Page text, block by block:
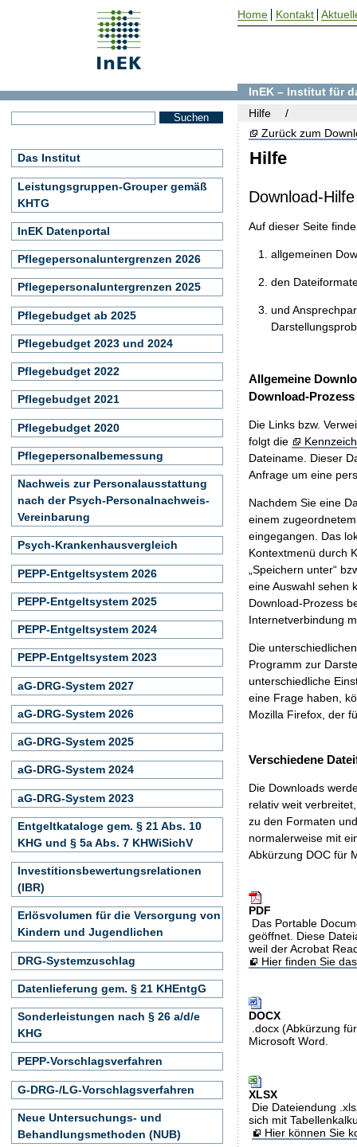
Hilfe
Zurück zum
Download-Hilfe
Auf dieser Seite
allgemeinen
den
und
Allgemeine
Download-Prozess
Die Links bzw.
folgt die
Dateiname. Dieser
Anfrage um eine
Nachdem Sie eine
einem
eingegangen. Das
Kontextmenü durch
„Speichern unter“
eine Auswahl sehen
Download-Prozess
Internetverbindung
Die
Programm zur
unterschiedliche
eine Frage haben,
Mozilla Firefox, der
Verschiedene
Die Downloads
relativ weit
zu den Formaten
normalerweise mit
Abkürzung DOC für
PDF
Das Portable
geöffnet. Diese
weil der Acrobat
Hier finden Sie
DOCX
.docx (Abkürzung
Microsoft Word.
XLSX
Die Dateiendung
sich mit
Hier können Sie
InEK – Institut für
Hilfe
Das Institut
Leistungsgruppen-Grouper gemäß
KHTG
InEK Datenportal
Pflegepersonaluntergrenzen 2026
Pflegepersonaluntergrenzen 2025
Pflegebudget ab 2025
Pflegebudget 2023 und 2024
Pflegebudget 2022
Pflegebudget 2021
Pflegebudget 2020
Pflegepersonalbemessung
Nachweis zur Personalausstattung
nach der Psych-Personalnachweis-
Vereinbarung
Psych-Krankenhausvergleich
PEPP-Entgeltsystem 2026
PEPP-Entgeltsystem 2025
PEPP-Entgeltsystem 2024
PEPP-Entgeltsystem 2023
aG-DRG-System 2027
aG-DRG-System 2026
aG-DRG-System 2025
aG-DRG-System 2024
aG-DRG-System 2023
Entgeltkataloge gem. § 21 Abs. 10
KHG und § 5a Abs. 7 KHWiSichV
Investitionsbewertungsrelationen
(IBR)
Erlösvolumen für die Versorgung von
Kindern und Jugendlichen
DRG-Systemzuschlag
Datenlieferung gem. § 21 KHEntgG
Sonderleistungen nach § 26 a/d/e
KHG
PEPP-Vorschlagsverfahren
G-DRG-/LG-Vorschlagsverfahren
Neue Untersuchungs- und
Behandlungsmethoden (NUB)
Home Kontakt